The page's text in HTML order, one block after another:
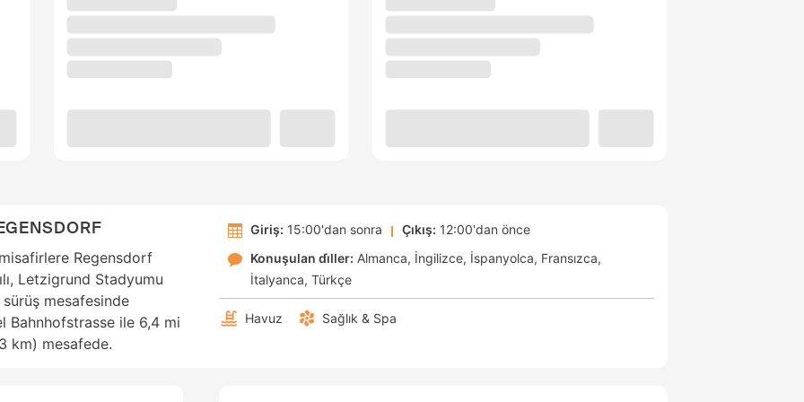
Regensdorf
Letzigrund Stadyumu
mesafesinde
Bahnhofstrasse ile 6,4 mi
km) mesafede.
Giriş: 15:00'dan sonra Çıkış: 12:00'dan önce
Konuşulan di̇ller: Almanca İngilizce İspanyolca Fransızca
İtalyanca Türkçe
Havuz Sağlık & Spa